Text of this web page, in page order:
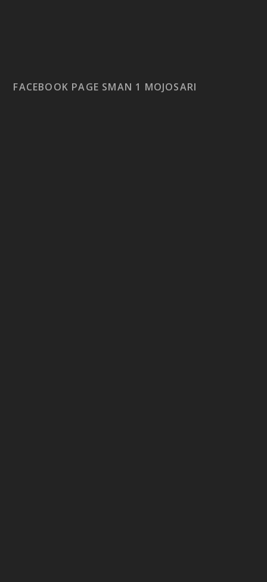
FACEBOOK PAGE SMAN 1 MOJOSARI